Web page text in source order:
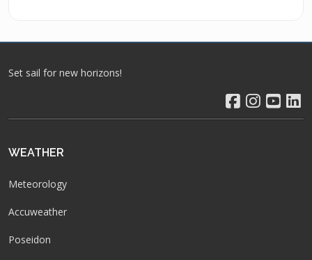
Set sail for new horizons!
WEATHER
Meteorology
Accuweather
Poseidon